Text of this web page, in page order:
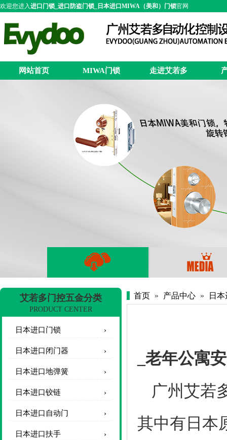
欢迎您进入进口门锁_进口防盗门锁_日本进口MIWA（美和）门锁官网
网站首页 MIWA门锁 走进艾若多
艾若多门控五金分类
PRODUCT CENTER
日本进口门锁
日本进口闭门器
日本进口地弹簧
日本进口铰链
日本进口自动门
日本进口扶手
首页 » 产品中心 » 日
_老年公寓
广州艾若
其中有日本